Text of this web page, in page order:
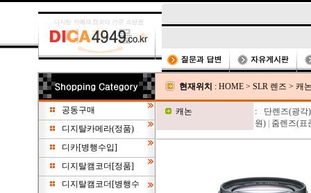
공동구매
디지탈카메라(정품)
디카[병행수입]
디지탈캠코더[정품]
디지탈캠코더[병행수
현재위치 : HOME > SLR 렌즈 > 캐
캐논 :
단렌즈(광각)
원)
줌렌즈(표